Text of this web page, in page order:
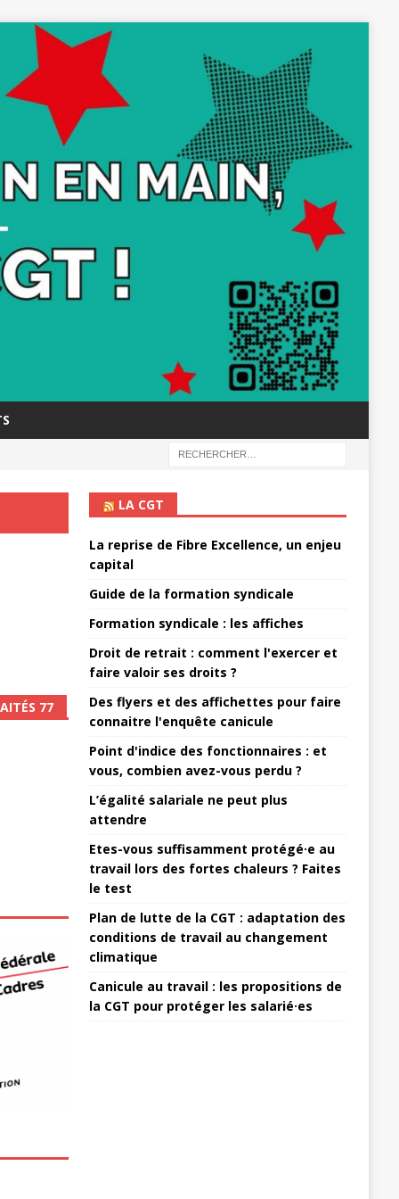
77
LA CGT
La reprise de Fibre Excellence, un enjeu
capital
Guide de la formation syndicale
Formation syndicale : les affiches
Droit de retrait : comment l'exercer et
faire valoir ses droits ?
Des flyers et des affichettes pour faire
connaitre l'enquête canicule
Point d'indice des fonctionnaires : et
vous, combien avez-vous perdu ?
L’égalité salariale ne peut plus
attendre
Etes-vous suffisamment protégé·e au
travail lors des fortes chaleurs ? Faites
le test
Plan de lutte de la CGT : adaptation des
conditions de travail au changement
climatique
Canicule au travail : les propositions de
la CGT pour protéger les salarié·es